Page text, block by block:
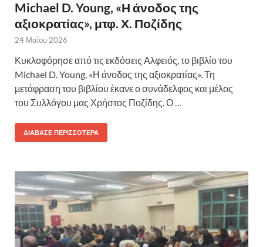
Michael D. Young, «Η άνοδος της
αξιοκρατίας», μτφ. Χ. Ποζίδης
24 Μαΐου 2026
Κυκλοφόρησε από τις εκδόσεις Αλφειός, το βιβλίο του
Michael D. Young, «Η άνοδος της αξιοκρατίας». Τη
μετάφραση του βιβλίου έκανε ο συνάδελφος και μέλος
του Συλλόγου μας Χρήστος Ποζίδης. Ο …
ΔΙΆΒΑΣΕ ΠΕΡΙΣΣΌΤΕΡΑ